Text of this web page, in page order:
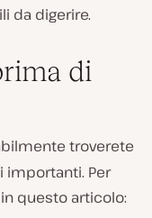
da digerire.
di
troverete
Per
questo articolo: